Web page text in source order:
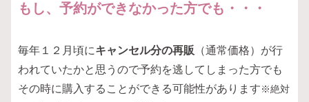
もし、予約ができなかった方でも・・・
毎年１２月頃にキャンセル分の再販 （通常価格）が行
われていたかと思うので予約を逃してしまった方でも
その時に購入することができる可能性があります※絶対